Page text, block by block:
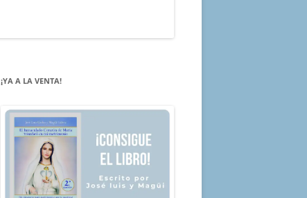
¡YA A LA VENTA!